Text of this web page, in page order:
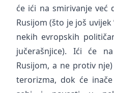
će ići na smirivanje već
Rusijom (što je još uvijek
nekih evropskih
jučerašnjice). Ići će
Rusijom, a ne protiv
terorizma, dok će